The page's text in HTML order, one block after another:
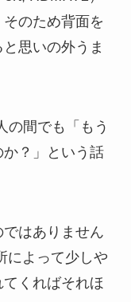
のため背面を
思いの外うま
の間でも「もう
？」という話
はありません
によって少しや
くればそれほ